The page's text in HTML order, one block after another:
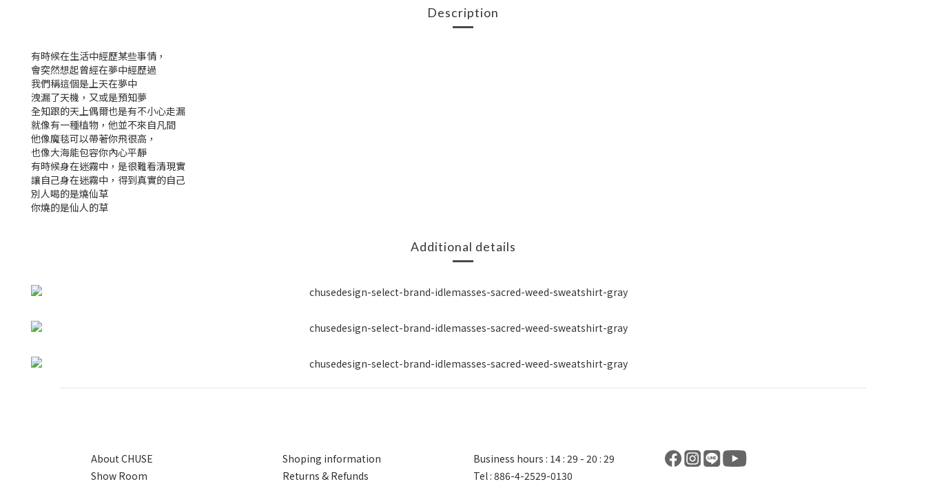
Description
有時候在生活中經歷某些事情，
會突然想起曾經在夢中經歷過
我們稱這個是上天在夢中
洩漏了天機，又或是預知夢
全知跟的天上偶爾也是有不小心走漏
就像有一種植物，他並不來自凡間
他像魔毯可以帶著你飛很高，
也像大海能包容你內心平靜
有時候身在迷霧中，是很難看清現實
讓自己身在迷霧中，得到真實的自己
別人喝的是燒仙草
你燒的是仙人的草
Additional details
About CHUSE
Show Room
Shoping information
Returns & Refunds
Business hours : 14 : 29 - 20 : 29
Tel : 886-4-2529-0130